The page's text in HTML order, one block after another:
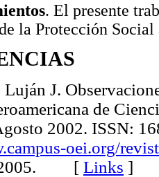
. El presente
la Protección Social
Luján J.
de
2002. ISSN:
oei.org/
2005. [ Links ]